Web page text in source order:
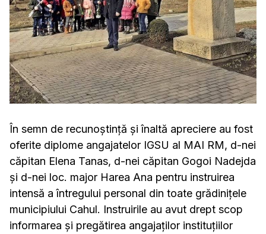
În semn de recunoștință și înaltă apreciere au fost
oferite diplome angajatelor IGSU al MAI RM, d-nei
căpitan Elena Tanas, d-nei căpitan Gogoi Nadejda
și d-nei loc. major Harea Ana pentru instruirea
intensă a întregului personal din toate grădinițele
municipiului Cahul. Instruirile au avut drept scop
informarea și pregătirea angajaților instituțiilor